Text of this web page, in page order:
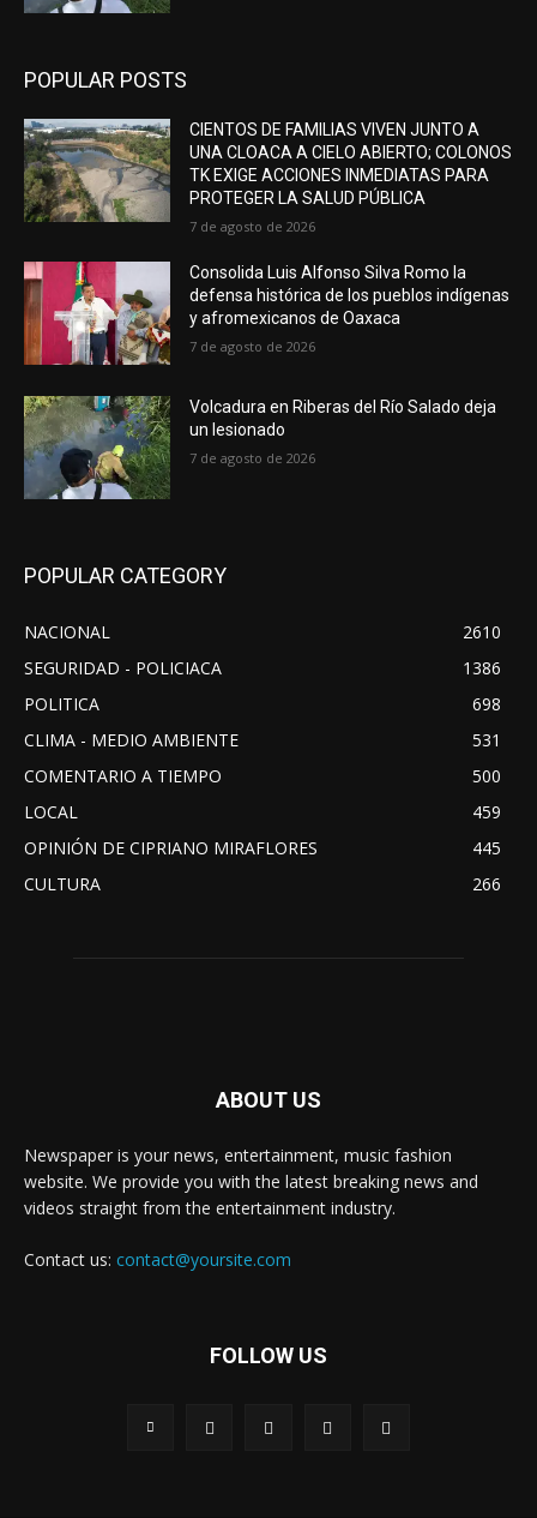
POPULAR POSTS
CIENTOS DE FAMILIAS VIVEN JUNTO A
UNA CLOACA A CIELO ABIERTO; COLONOS
TK EXIGE ACCIONES INMEDIATAS PARA
PROTEGER LA SALUD PÚBLICA
7 de agosto de 2026
Consolida Luis Alfonso Silva Romo la
defensa histórica de los pueblos indígenas
y afromexicanos de Oaxaca
7 de agosto de 2026
Volcadura en Riberas del Río Salado deja
un lesionado
7 de agosto de 2026
POPULAR CATEGORY
NACIONAL
2610
SEGURIDAD - POLICIACA
1386
POLITICA
698
CLIMA - MEDIO AMBIENTE
531
COMENTARIO A TIEMPO
500
LOCAL
459
OPINIÓN DE CIPRIANO MIRAFLORES
445
CULTURA
266
ABOUT US
Newspaper is your news, entertainment, music fashion
website. We provide you with the latest breaking news and
videos straight from the entertainment industry.
Contact us: contact@yoursite.com
FOLLOW US